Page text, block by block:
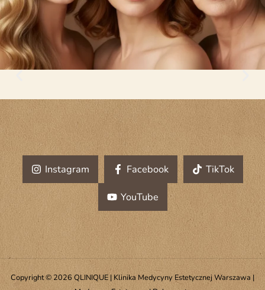
Instagram Facebook TikTok
YouTube
Copyright © 2026 QLINIQUE | Klinika Medycyny Estetycznej Warszawa |